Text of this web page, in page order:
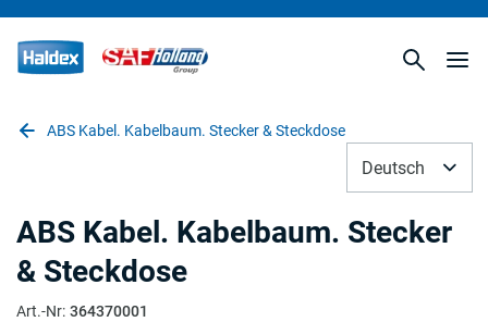
ABS Kabel. Kabelbaum. Stecker & Steckdose
Deutsch
ABS Kabel. Kabelbaum. Stecker
& Steckdose
Art.-Nr: 364370001